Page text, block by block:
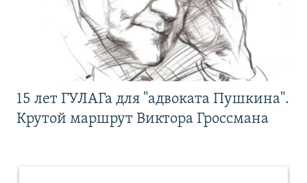
15 лет ГУЛАГа для "адвоката Пушкина".
Крутой маршрут Виктора Гроссмана